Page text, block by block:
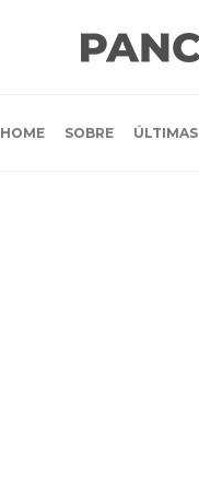
HOME SOBRE ÚLTIMAS